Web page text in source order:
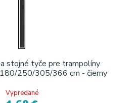
stojné tyče pre trampolíny
250/305/366 cm - čierny
Vypredané